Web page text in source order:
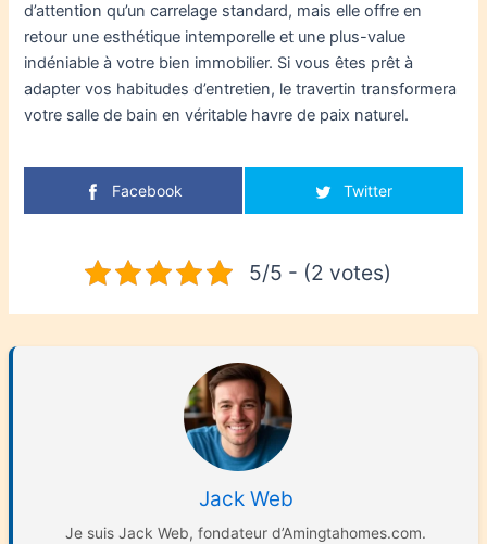
d’attention qu’un carrelage standard, mais elle offre en
retour une esthétique intemporelle et une plus-value
indéniable à votre bien immobilier. Si vous êtes prêt à
adapter vos habitudes d’entretien, le travertin transformera
votre salle de bain en véritable havre de paix naturel.
Facebook Twitter
5/5 - (2 votes)
Jack Web
Je suis Jack Web, fondateur d’Amingtahomes.com.